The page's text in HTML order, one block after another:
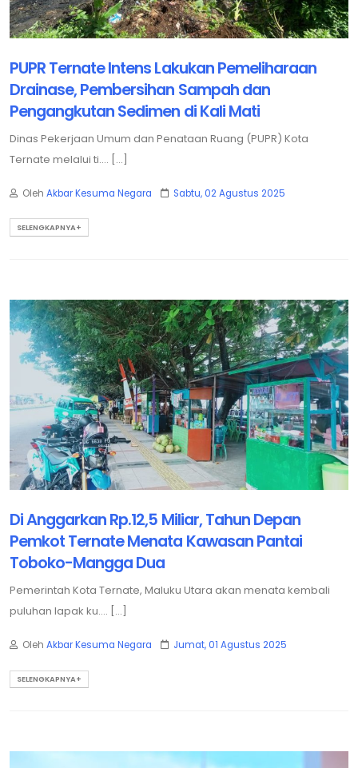
PUPR Ternate Intens Lakukan Pemeliharaan
Drainase, Pembersihan Sampah dan
Pengangkutan Sedimen di Kali Mati
Dinas Pekerjaan Umum dan Penataan Ruang (PUPR) Kota
Ternate melalui ti.... [...]
Oleh Akbar Kesuma Negara Sabtu, 02 Agustus 2025
SELENGKAPNYA+
Di Anggarkan Rp.12,5 Miliar, Tahun Depan
Pemkot Ternate Menata Kawasan Pantai
Toboko-Mangga Dua
Pemerintah Kota Ternate, Maluku Utara akan menata kembali
puluhan lapak ku.... [...]
Oleh Akbar Kesuma Negara Jumat, 01 Agustus 2025
SELENGKAPNYA+